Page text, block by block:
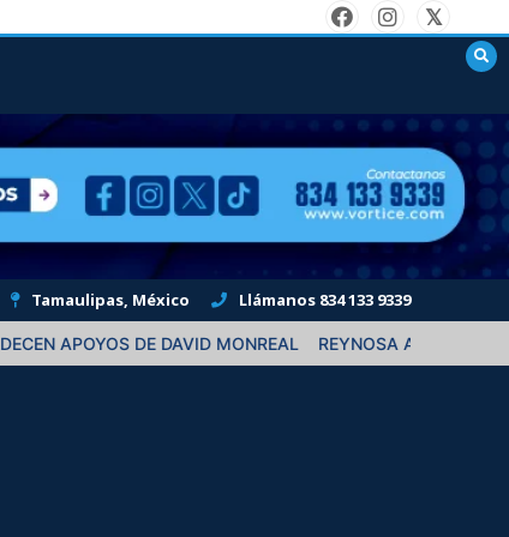
Tamaulipas, México Llámanos 834 133 9339
DE DAVID MONREAL REYNOSA ACTIVA OPERATIVO